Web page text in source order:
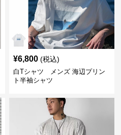
¥6,800 (税込)
白Tシャツ メンズ 海辺プリン
ト半袖シャツ